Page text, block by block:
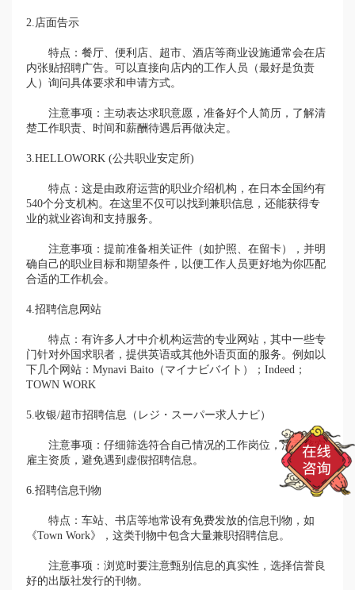
2.店面告示
特点：餐厅、便利店、超市、酒店等商业设施通常会在店
内张贴招聘广告。可以直接向店内的工作人员（最好是负责
人）询问具体要求和申请方式。
注意事项：主动表达求职意愿，准备好个人简历，了解清
楚工作职责、时间和薪酬待遇后再做决定。
3.HELLOWORK (公共职业安定所)
特点：这是由政府运营的职业介绍机构，在日本全国约有
540个分支机构。在这里不仅可以找到兼职信息，还能获得专
业的就业咨询和支持服务。
注意事项：提前准备相关证件（如护照、在留卡），并明
确自己的职业目标和期望条件，以便工作人员更好地为你匹配
合适的工作机会。
4.招聘信息网站
特点：有许多人才中介机构运营的专业网站，其中一些专
门针对外国求职者，提供英语或其他外语页面的服务。例如以
下几个网站： Mynavi Baito（マイナビバイト）； Indeed；
TOWN WORK
5.收银/超市招聘信息（レジ・スーパー求人ナビ）
注意事项：仔细筛选符合自己情况的工作岗位，注意核实
雇主资质，避免遇到虚假招聘信息。
6.招聘信息刊物
特点：车站、书店等地常设有免费发放的信息刊物，如
《Town Work》，这类刊物中包含大量兼职招聘信息。
注意事项：浏览时要注意甄别信息的真实性，选择信誉良
好的出版社发行的刊物。